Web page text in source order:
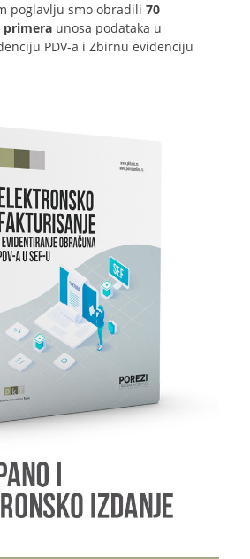
poglavlju smo obradili 70
unosa podataka u
PDV-a i Zbirnu evidenciju